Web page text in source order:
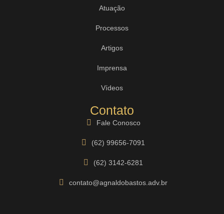
Atuação
Processos
Artigos
Imprensa
Vídeos
Contato
Fale Conosco
(62) 99656-7091
(62) 3142-6281
contato@agnaldobastos.adv.br